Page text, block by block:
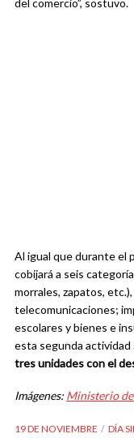
Al igual que durante el
cobijará a seis
morrales, zapatos,
telecomunicaciones;
escolares y bienes e
esta segunda actividad
tres unidades con el
Imágenes: Ministerio
19 DE NOVIEMBRE DÍA